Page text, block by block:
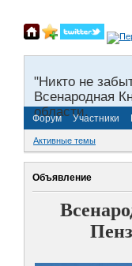
"Никто не
Всенародная
области.
Форум Участники
Активные темы
Объявление